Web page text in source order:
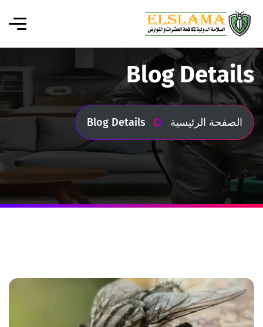
Blog Details
الصفحة الرئيسية Blog Details